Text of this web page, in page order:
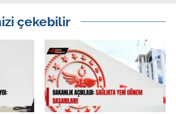
çekebilir